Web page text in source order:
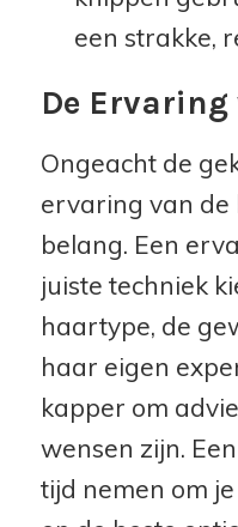
een strakke,
De
Ongeacht de
ervaring van de
belang. Een
juiste techniek
haartype, de
haar eigen
kapper om
wensen zijn.
tijd nemen om